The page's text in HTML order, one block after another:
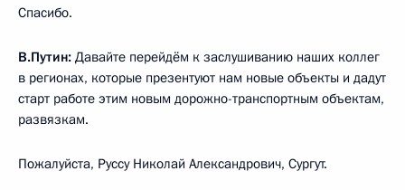
Спасибо.
В.Путин: Давайте перейдём к заслушиванию наших коллег
в регионах, которые презентуют нам новые объекты и дадут
старт работе этим новым дорожно-транспортным объектам,
развязкам.
Пожалуйста, Руссу Николай Александрович, Сургут.